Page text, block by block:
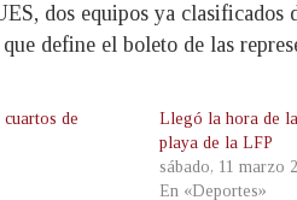
dos equipos ya clasificados
define el boleto de las
de
Llegó la hora de
playa de la LFP
sábado, 11 marzo
En «Deportes»